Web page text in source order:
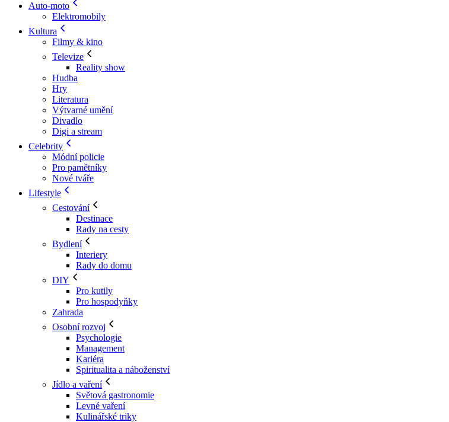
Auto-moto
Elektromobily
Kultura
Filmy & kino
Televize
Reality show
Hudba
Hry
Literatura
Výtvarné umění
Divadlo
Digi a stream
Celebrity
Módní policie
Pro pamětníky
Nové tváře
Lifestyle
Cestování
Destinace
Rady na cesty
Bydlení
Interiery
Rady do domu
DIY
Pro kutily
Pro hospodyňky
Zahrada
Osobní rozvoj
Psychologie
Management
Kariéra
Spiritualita a náboženství
Jídlo a vaření
Světová gastronomie
Levné vaření
Kulinářské triky